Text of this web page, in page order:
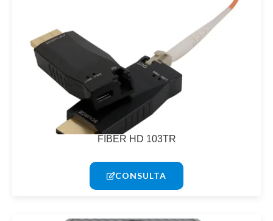
FIBER HD 103TR
CONSULTA